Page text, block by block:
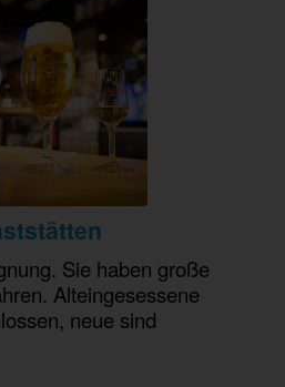
Sie haben große
Alteingesessene
neue sind